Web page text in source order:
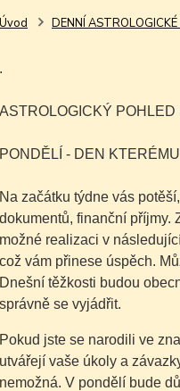
Úvod DENNÍ
.
ASTROLOGICKÝ POHLED
PONDĚLÍ - DEN
Na začátku týdne vás
dokumentů, finanční příjmy.
možné realizaci v
což vám přinese úspěch.
Dnešní těžkosti budou
správně se vyjádřit.
Pokud jste se narodili ve
utvářejí vaše úkoly a
nemožná. V pondělí bude